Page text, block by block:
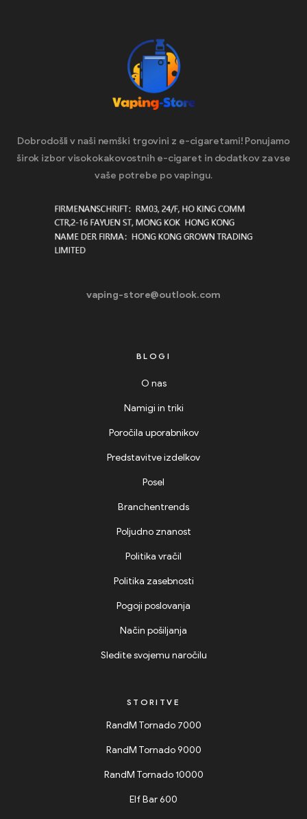
Dobrodošli v naši nemški trgovini z e-cigaretami! Ponujamo
širok izbor visokokakovostnih e-cigaret in dodatkov za vse
vaše potrebe po vapingu.
vaping-store@outlook.com
BLOGI
O nas
Namigi in triki
Poročila uporabnikov
Predstavitve izdelkov
Posel
Branchentrends
Poljudno znanost
Politika vračil
Politika zasebnosti
Pogoji poslovanja
Način pošiljanja
Sledite svojemu naročilu
STORITVE
RandM Tornado 7000
RandM Tornado 9000
RandM Tornado 10000
Elf Bar 600